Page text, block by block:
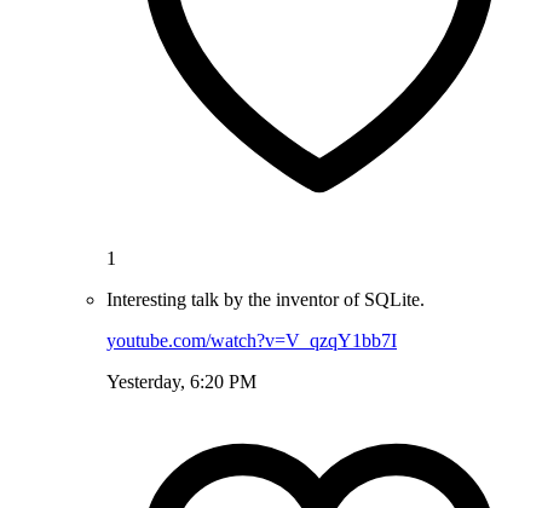
1
Interesting talk by the inventor of SQLite.
youtube.com/watch?v=V_qzqY1bb7I
Yesterday, 6:20 PM